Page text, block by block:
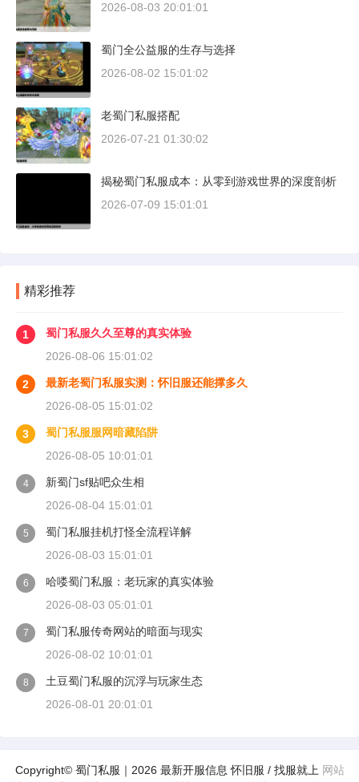
2026-08-03 20:01:01
蜀门全公益服的生存与选择
2026-08-02 15:01:02
老蜀门私服搭配
2026-07-21 01:30:02
揭秘蜀门私服成本：从零到游戏世界的深度剖析
2026-07-09 15:01:01
精彩推荐
1
蜀门私服久久至尊的真实体验
2026-08-06 15:01:02
2
最新老蜀门私服实测：怀旧服还能撑多久
2026-08-05 15:01:02
3
蜀门私服服网暗藏陷阱
2026-08-05 10:01:01
4
新蜀门sf贴吧众生相
2026-08-04 15:01:01
5
蜀门私服挂机打怪全流程详解
2026-08-03 15:01:01
6
哈喽蜀门私服：老玩家的真实体验
2026-08-03 05:01:01
7
蜀门私服传奇网站的暗面与现实
2026-08-02 10:01:01
8
土豆蜀门私服的沉浮与玩家生态
2026-08-01 20:01:01
Copyright© 蜀门私服｜2026 最新开服信息 怀旧服 / 找服就上 网站